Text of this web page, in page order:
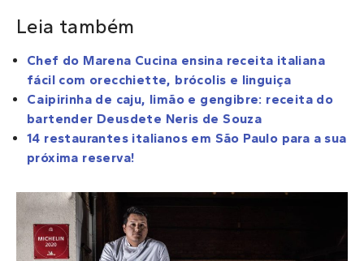
Leia também
Chef do Marena Cucina ensina receita italiana
fácil com orecchiette, brócolis e linguiça
Caipirinha de caju, limão e gengibre: receita do
bartender Deusdete Neris de Souza
14 restaurantes italianos em São Paulo para a sua
próxima reserva!